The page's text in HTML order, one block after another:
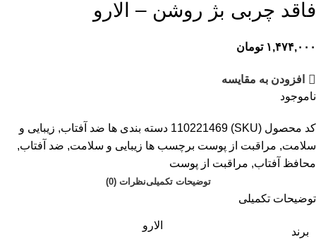
فاقد چربی بژ روشن – الارو
۱,۴۷۴,۰۰۰ تومان
افزودن به مقایسه
ناموجود
کد محصول (SKU) 110221469 دسته بندی ها ضد آفتاب, زیبایی و
سلامت, مراقبت از پوست برچسب ها زیبایی و سلامت, ضد آفتاب,
محافظ آفتاب, مراقبت از پوست
توضیحات تکمیلینظرات (0)
توضیحات تکمیلی
برند
الارو